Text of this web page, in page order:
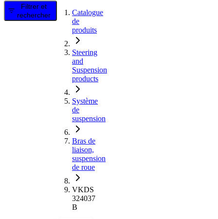
Filtrer et
rechercher
Catalogue
de
produits
Steering
and
Suspension
products
Système
de
suspension
Bras de
liaison,
suspension
de roue
VKDS
324037
B